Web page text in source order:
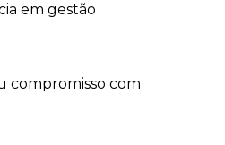
em gestão
compromisso com